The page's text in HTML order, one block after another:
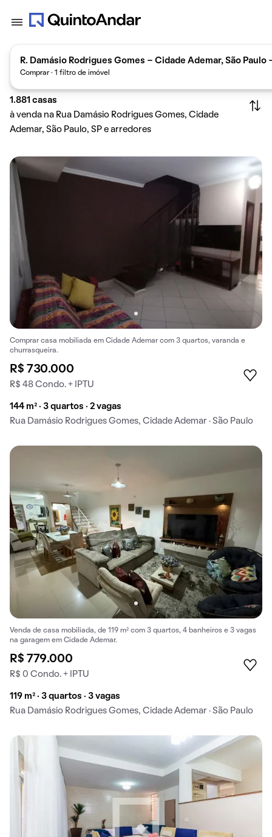
R. Damásio Rodrigues Gomes - Cidade Ademar, São
Comprar · 1 filtro de imóvel
1.881 casas
à venda na Rua Damásio Rodrigues Gomes, Cidade
Ademar, São Paulo, SP e arredores
Comprar casa mobiliada em Cidade Ademar com 3 quartos, varanda e
churrasqueira.
R$ 730.000
R$ 48 Condo. + IPTU
144 m² · 3 quartos · 2 vagas
Rua Damásio Rodrigues Gomes, Cidade Ademar · São Paulo
Venda de casa mobiliada, de 119 m² com 3 quartos, 4 banheiros e 3 vagas
na garagem em Cidade Ademar.
R$ 779.000
R$ 0 Condo. + IPTU
119 m² · 3 quartos · 3 vagas
Rua Damásio Rodrigues Gomes, Cidade Ademar · São Paulo